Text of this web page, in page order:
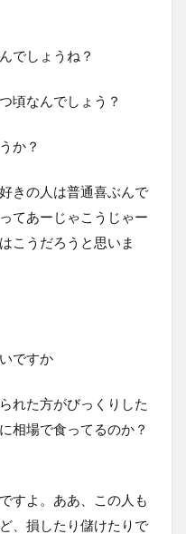
でしょうね？
頃なんでしょう？
か？
きの人は普通喜ぶんで
てあーじゃこうじゃー
こうだろうと思いま
ですか
れた方がびっくりした
相場で食ってるのか？
すよ。ああ、この人も
、損したり儲けたりで